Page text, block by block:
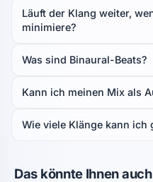
Läuft der Klang weiter,
minimiere?
Was sind Binaural-Beats?
Kann ich meinen Mix als
Wie viele Klänge kann ich
Das könnte Ihnen